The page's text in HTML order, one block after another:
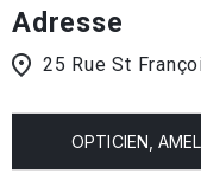
Adresse
25 Rue St
OPTICIEN,